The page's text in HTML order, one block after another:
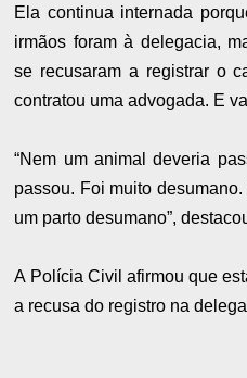
Ela continua internada
irmãos foram à delegacia,
se recusaram a registrar o
contratou uma advogada. E
“Nem um animal deveria
passou. Foi muito
um parto desumano”,
A Polícia Civil afirmou que
a recusa do registro na